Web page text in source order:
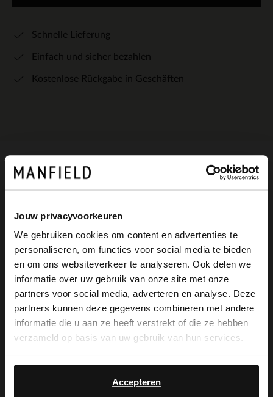
Jouw privacyvoorkeuren
We gebruiken cookies om content en advertenties te
personaliseren, om functies voor social media te bieden
en om ons websiteverkeer te analyseren. Ook delen we
informatie over uw gebruik van onze site met onze
partners voor social media, adverteren en analyse. Deze
partners kunnen deze gegevens combineren met andere
informatie die u aan ze heeft verstrekt of die ze hebben
verzameld op basis van uw gebruik van hun services.
Accepteren
Schnelle Lieferung
Einfach und sicher bezahlen
Kostenlose Rückgabe in Geschäften
Produktbeschreibung
Goldfarbene Knoten-Ohrringe der Marke
Manfield. Die Ohrringe haben eine Länge
und Breite von 2 cm.
Produktdetails
Lieferung & Rücksendung
×
View this website in English?
It looks like your language isn't Dutch. Would
you like to switch to English?
English